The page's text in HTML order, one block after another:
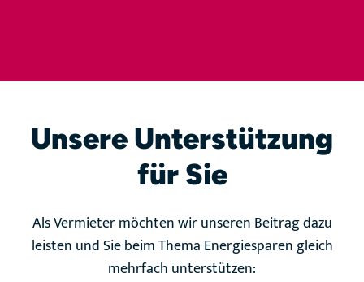
Unsere Unterstützung
für Sie
Als Vermieter möchten wir unseren Beitrag dazu
leisten und Sie beim Thema Energiesparen gleich
mehrfach unterstützen: